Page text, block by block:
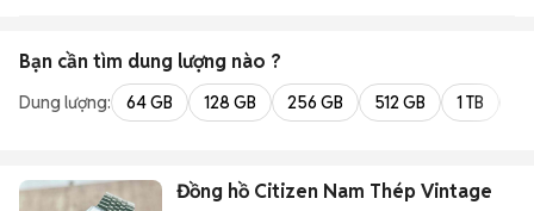
Bạn cần tìm dung lượng nào ?
Dung lượng: 64 GB 128 GB 256 GB 512 GB 1 TB
Đồng hồ Citizen Nam Thép Vintage